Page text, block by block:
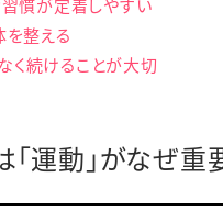
慣が定着しやすい
整える
く続けることが大切
運動」がなぜ重